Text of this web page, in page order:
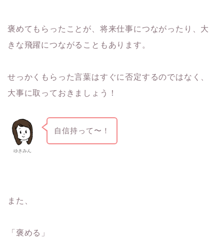
褒めてもらったことが、将来仕事につながったり、大
きな飛躍につながることもあります。
せっかくもらった言葉はすぐに否定するのではなく、
大事に取っておきましょう！
ゆきみん
自信持って〜！
また、
「褒める」